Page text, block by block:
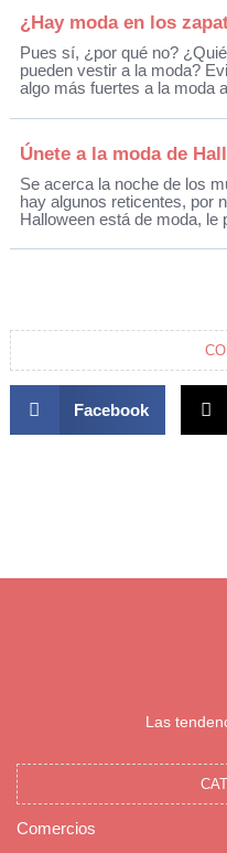
¿Hay moda en los
Pues sí, ¿por qué no?
pueden vestir a la moda?
algo más fuertes a la moda
Únete a la moda de
Se acerca la noche de los
hay algunos reticentes, por
Halloween está de moda, le
Facebook
Las
Comercios